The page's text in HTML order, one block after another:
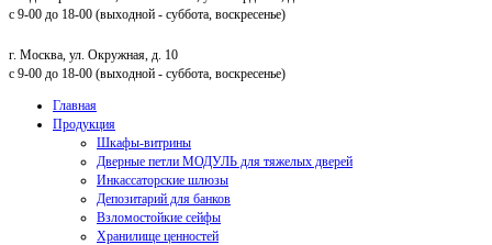
с 9-00 до 18-00 (выходной - суббота, воскресенье)
г. Москва, ул. Окружная, д. 10
с 9-00 до 18-00 (выходной - суббота, воскресенье)
Главная
Продукция
Шкафы-витрины
Дверные петли МОДУЛЬ для тяжелых дверей
Инкассаторские шлюзы
Депозитарий для банков
Взломостойкие сейфы
Хранилище ценностей